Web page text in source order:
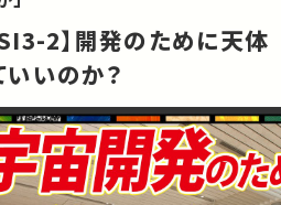
2】開発のために天体
いのか？